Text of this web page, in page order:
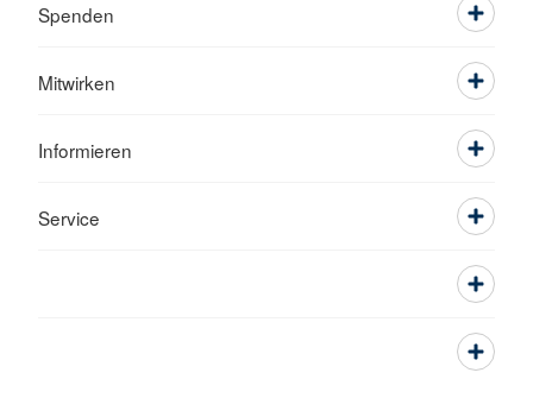
Spenden
Mitwirken
Informieren
Service